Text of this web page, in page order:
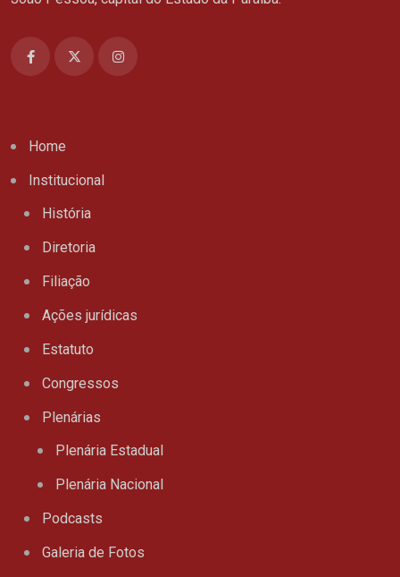
Home
Institucional
História
Diretoria
Filiação
Ações jurídicas
Estatuto
Congressos
Plenárias
Plenária Estadual
Plenária Nacional
Podcasts
Galeria de Fotos